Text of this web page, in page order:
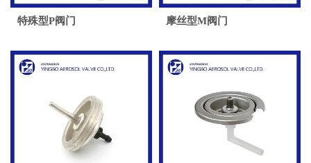
特殊型P阀门 摩丝型M阀门